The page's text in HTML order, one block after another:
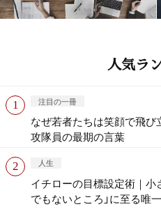
人気ラ
注目の一冊
なぜ若者たちは笑顔で飛
攻隊員の最期の言葉
人生
イチローの目標設定術｜小
でもないところ」に至る唯